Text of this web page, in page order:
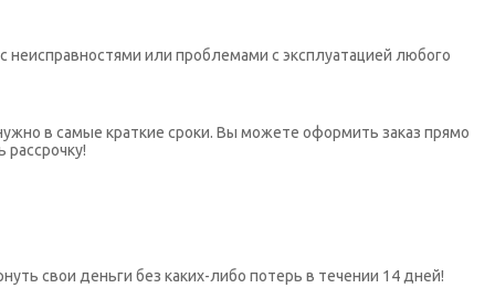
неисправностями или проблемами с эксплуатацией любого
в самые краткие сроки. Вы можете оформить заказ прямо
свои деньги без каких-либо потерь в течении 14 дней!